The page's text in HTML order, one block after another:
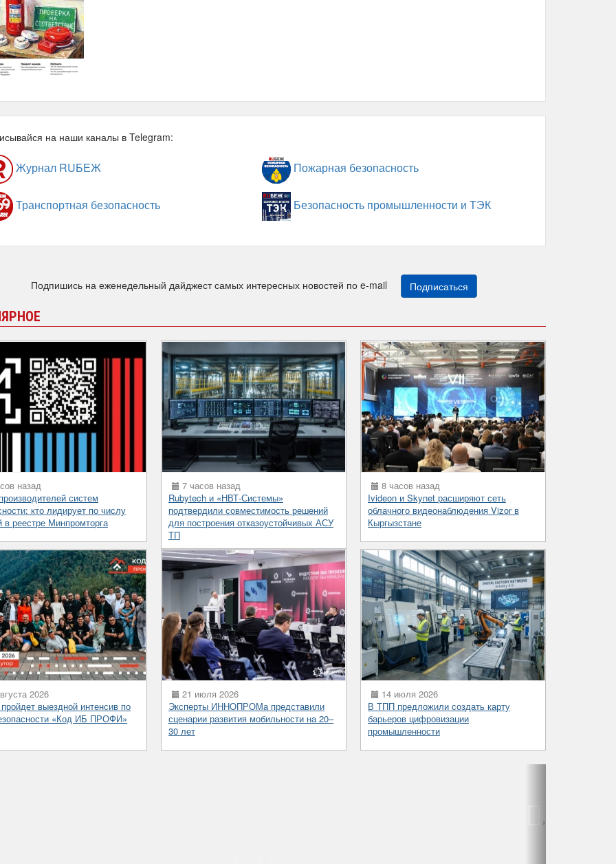
на наши каналы в Telegram:
Журнал RUБЕЖ Пожарная безопасность
Транспортная безопасность Безопасность промышленности и ТЭК
Подпишись на еженедельный дайджест самых интересных новостей по e-mail Подписаться
назад
систем
кто лидирует по числу
в реестре Минпромторга
7 часов назад
Rubytech и «НВТ-Системы»
подтвердили совместимость решений
для построения отказоустойчивых АСУ
ТП
8 часов назад
Ivideon и Skynet расширяют сеть
облачного видеонаблюдения Vizor в
Кыргызстане
2026
выездной интенсив по
«Код ИБ ПРОФИ»
21 июля 2026
Эксперты ИННОПРОМа представили
сценарии развития мобильности на 20–
30 лет
14 июля 2026
В ТПП предложили создать карту
барьеров цифровизации
промышленности
›